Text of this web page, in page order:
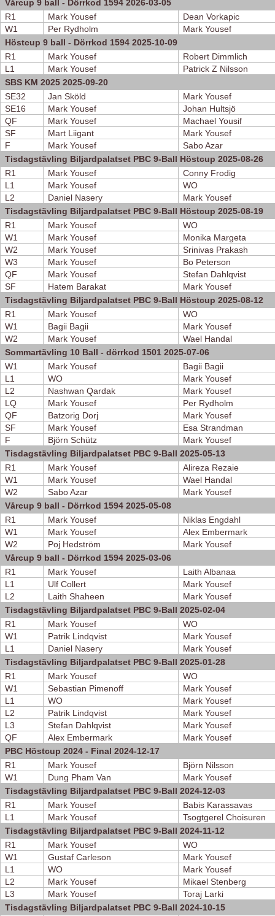
Vårcup 9 ball - Dörrkod 1594 2026-03-05
R1
Mark Yousef
Dean Vorkapic
W1
Per Rydholm
Mark Yousef
Höstcup 9 ball - Dörrkod 1594 2025-10-09
R1
Mark Yousef
Robert Dimmlich
L1
Mark Yousef
Patrick Z Nilsson
SBS KM 2025 2025-09-20
SE32
Jan Sköld
Mark Yousef
SE16
Mark Yousef
Johan Hultsjö
QF
Mark Yousef
Machael Yousif
SF
Mart Liigant
Mark Yousef
F
Mark Yousef
Sabo Azar
Tisdagstävling Biljardpalatset PBC 9-Ball Höstcup 2025-08-26
R1
Mark Yousef
Conny Frodig
L1
Mark Yousef
WO
L2
Daniel Nasery
Mark Yousef
Tisdagstävling Biljardpalatset PBC 9-Ball Höstcup 2025-08-19
R1
Mark Yousef
WO
W1
Mark Yousef
Monika Margeta
W2
Mark Yousef
Srinivas Prakash
W3
Mark Yousef
Bo Peterson
QF
Mark Yousef
Stefan Dahlqvist
SF
Hatem Barakat
Mark Yousef
Tisdagstävling Biljardpalatset PBC 9-Ball Höstcup 2025-08-12
R1
Mark Yousef
WO
W1
Bagii Bagii
Mark Yousef
W2
Mark Yousef
Wael Handal
Sommartävling 10 Ball - dörrkod 1501 2025-07-06
W1
Mark Yousef
Bagii Bagii
L1
WO
Mark Yousef
L2
Nashwan Qardak
Mark Yousef
LQ
Mark Yousef
Per Rydholm
QF
Batzorig Dorj
Mark Yousef
SF
Mark Yousef
Esa Strandman
F
Björn Schütz
Mark Yousef
Tisdagstävling Biljardpalatset PBC 9-Ball 2025-05-13
R1
Mark Yousef
Alireza Rezaie
W1
Mark Yousef
Wael Handal
W2
Sabo Azar
Mark Yousef
Vårcup 9 ball - Dörrkod 1594 2025-05-08
R1
Mark Yousef
Niklas Engdahl
W1
Mark Yousef
Alex Embermark
W2
Poj Hedström
Mark Yousef
Vårcup 9 ball - Dörrkod 1594 2025-03-06
R1
Mark Yousef
Laith Albanaa
L1
Ulf Collert
Mark Yousef
L2
Laith Shaheen
Mark Yousef
Tisdagstävling Biljardpalatset PBC 9-Ball 2025-02-04
R1
Mark Yousef
WO
W1
Patrik Lindqvist
Mark Yousef
L1
Daniel Nasery
Mark Yousef
Tisdagstävling Biljardpalatset PBC 9-Ball 2025-01-28
R1
Mark Yousef
WO
W1
Sebastian Pimenoff
Mark Yousef
L1
WO
Mark Yousef
L2
Patrik Lindqvist
Mark Yousef
L3
Stefan Dahlqvist
Mark Yousef
QF
Alex Embermark
Mark Yousef
PBC Höstcup 2024 - Final 2024-12-17
R1
Mark Yousef
Björn Nilsson
W1
Dung Pham Van
Mark Yousef
Tisdagstävling Biljardpalatset PBC 9-Ball 2024-12-03
R1
Mark Yousef
Babis Karassavas
L1
Mark Yousef
Tsogtgerel Choisuren
Tisdagstävling Biljardpalatset PBC 9-Ball 2024-11-12
R1
Mark Yousef
WO
W1
Gustaf Carleson
Mark Yousef
L1
WO
Mark Yousef
L2
Mark Yousef
Mikael Stenberg
L3
Mark Yousef
Toraj Larki
Tisdagstävling Biljardpalatset PBC 9-Ball 2024-10-15